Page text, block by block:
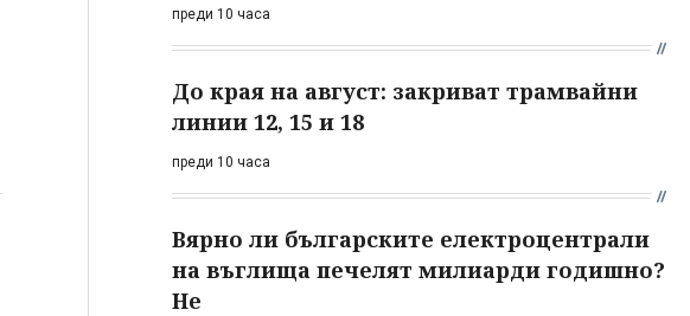
преди 10 часа
До края на август: закриват трамвайни
линии 12, 15 и 18
преди 10 часа
Вярно ли българските електроцентрали
на въглища печелят милиарди годишно?
Не